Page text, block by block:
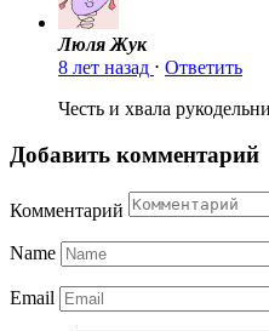
Люля Жук
8 лет назад ⋅ Ответить
Честь и хвала
Добавить комментарий
Комментарий
Name
Email